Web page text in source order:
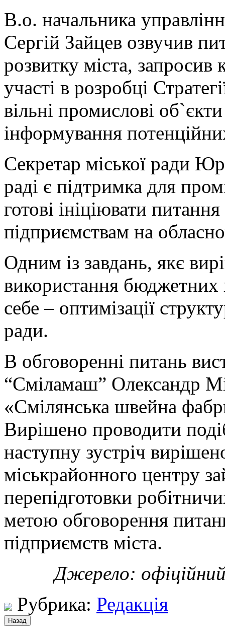
В.о. начальника
Сергій Зайцев озвучив
розвитку міста, запросив
участі в розробці
вільні промислові
інформування
Секретар міської ради
раді є підтримка для
готові ініціювати
підприємствам на
Одним із завдань, якє
використання бюджетних
себе – оптимізації
ради.
В обговоренні питань
“Сміламаш” Олександр
«Смілянська швейна
Вирішено проводити
наступну зустріч
міськрайонного центру
перепідготовки
метою обговорення
підприємств міста.
Джерело:
Рубрика: Редакція